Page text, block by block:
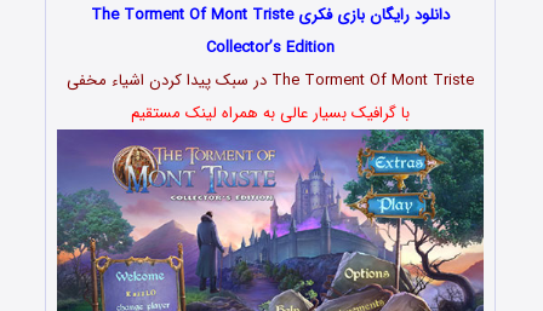
دانلود رایگان بازی فکری The Torment Of Mont Triste
Collector’s Edition
The Torment Of Mont Triste در سبک پیدا کردن اشیاء مخفی
با گرافیک بسیار عالی به همراه لینک مستقیم